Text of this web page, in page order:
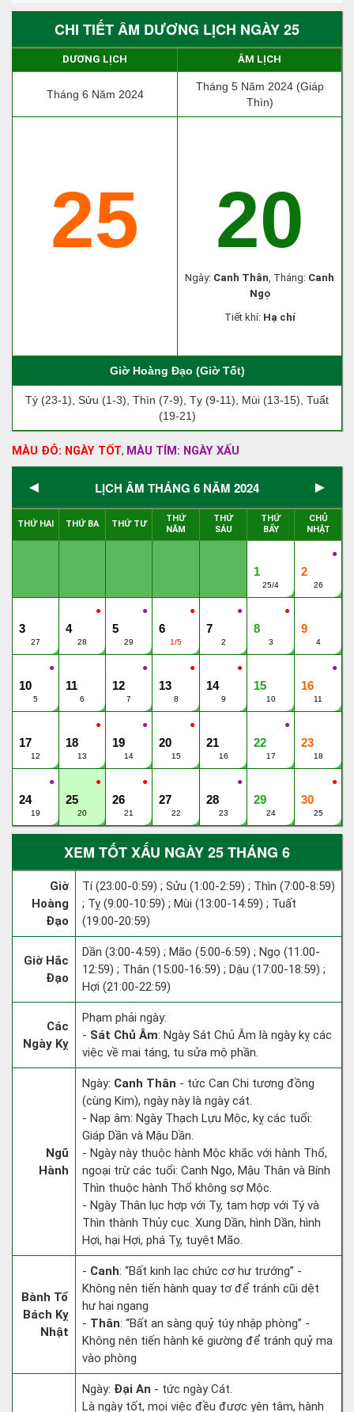
CHI TIẾT ÂM DƯƠNG LỊCH NGÀY 25
DƯƠNG LỊCH ÂM LỊCH
Tháng 6 Năm 2024
Tháng 5 Năm 2024 (Giáp
Thìn)
25 20
Ngày: Canh Thân, Tháng: Canh
Ngọ
Tiết khí: Hạ chí
Giờ Hoàng Đạo (Giờ Tốt)
Tý (23-1), Sửu (1-3), Thìn (7-9), Tỵ (9-11), Mùi (13-15), Tuất
(19-21)
MÀU ĐỎ: NGÀY TỐT, MÀU TÍM: NGÀY XẤU
◄ LỊCH ÂM THÁNG 6 NĂM 2024 ►
THỨ HAI THỨ BA THỨ TƯ
THỨ
NĂM
THỨ
SÁU
THỨ
BẨY
CHỦ
NHẬT
1
25/4
●
2
26
3
27
●
4
28
●
5
29
●
6
1/5
●
7
2
●
8
3
9
4
●
10
5
11
6
●
12
7
●
13
8
●
14
9
15
10
●
16
11
17
12
●
18
13
●
19
14
●
20
15
21
16
●
22
17
23
18
●
24
19
●
25
20
●
26
21
27
22
●
28
23
29
24
●
30
25
XEM TỐT XẤU NGÀY 25 THÁNG 6
Giờ
Hoàng
Đạo
Tí (23:00-0:59) ; Sửu (1:00-2:59) ; Thìn (7:00-8:59)
; Tỵ (9:00-10:59) ; Mùi (13:00-14:59) ; Tuất
(19:00-20:59)
Giờ Hắc
Đạo
Dần (3:00-4:59) ; Mão (5:00-6:59) ; Ngọ (11:00-
12:59) ; Thân (15:00-16:59) ; Dậu (17:00-18:59) ;
Hợi (21:00-22:59)
Các
Ngày Kỵ
Phạm phải ngày:
- Sát Chủ Âm: Ngày Sát Chủ Âm là ngày kỵ các
việc về mai táng, tu sửa mộ phần.
Ngũ
Hành
Ngày: Canh Thân - tức Can Chi tương đồng
(cùng Kim), ngày này là ngày cát.
- Nạp âm: Ngày Thạch Lựu Mộc, kỵ các tuổi:
Giáp Dần và Mậu Dần.
- Ngày này thuộc hành Mộc khắc với hành Thổ,
ngoại trừ các tuổi: Canh Ngọ, Mậu Thân và Bính
Thìn thuộc hành Thổ không sợ Mộc.
- Ngày Thân lục hợp với Tỵ, tam hợp với Tý và
Thìn thành Thủy cục. Xung Dần, hình Dần, hình
Hợi, hại Hợi, phá Tỵ, tuyệt Mão.
Bành Tổ
Bách Kỵ
Nhật
- Canh: “Bất kinh lạc chức cơ hư trướng” -
Không nên tiến hành quay tơ để tránh cũi dệt
hư hại ngang
- Thân: “Bất an sàng quỷ túy nhập phòng” -
Không nên tiến hành kê giường để tránh quỷ ma
vào phòng
Ngày: Đại An - tức ngày Cát.
Là ngày tốt, mọi việc đều được yên tâm, hành